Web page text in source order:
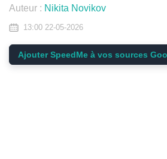
Auteur : Nikita Novikov
13:00 22-05-2026
Ajouter SpeedMe à vos sources